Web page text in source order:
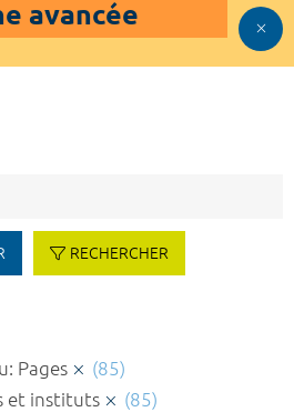
avancée
RECHERCHER
Pages
(85)
et instituts
(85)